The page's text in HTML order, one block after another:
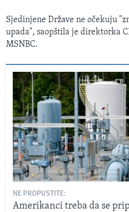
Sjedinjene Države ne očekuju
upada", saopštila je direktorka
MSNBC.
NE PROPUSTITE:
Amerikanci treba da se